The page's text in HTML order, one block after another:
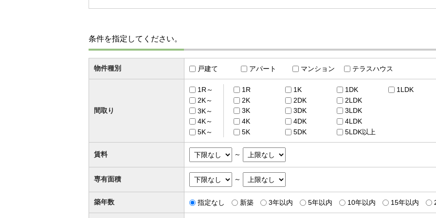
条件を指定してください。
物件種別 戸建て アパート マンション テラスハウス
間取り
1R～
2K～
3K～
4K～
5K～
1R 1K 1DK
1LDK
2K
2DK
2LDK
3K
3DK
3LDK
4K
4DK
4LDK
5K
5DK 5LDK以上
賃料 ～
専有面積 ～
築年数 指定なし 新築 3年以内 5年以内 10年以内 15年以内